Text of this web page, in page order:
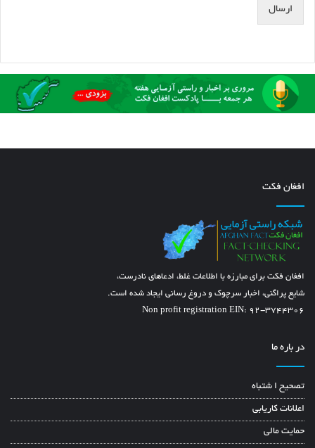
ارسال
افغان فکت
افغان فکت برای مبارزه با اطلاعات غلط، ادعاهای نادرست،
شایع پراگنی، اخبار سرچوک و دروغ رسانی ایجاد شده است.
Non profit registration EIN: 92-3744306
در باره ما
تصحیح ا شتباه
اعلانات کاریابی
حمایت مالی